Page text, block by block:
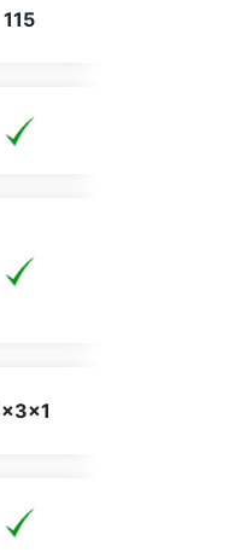
115